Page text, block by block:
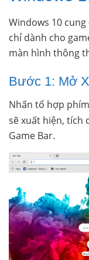
Windows 10
chỉ dành cho
màn hình thông
Bước 1: Mở
Nhấn tổ hợp phím
sẽ xuất hiện, tích
Game Bar.